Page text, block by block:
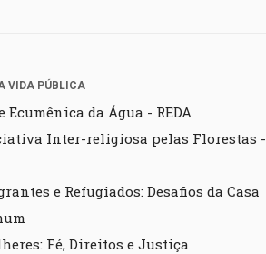
VIDA PÚBLICA
Ecumênica da Água - REDA
Inter-religiosa pelas Florestas -
e Refugiados: Desafios da Casa
Fé, Direitos e Justiça